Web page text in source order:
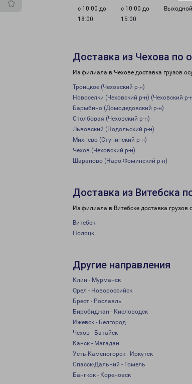
с 10:00 до
18:00
с 10:00 до
15:00
Выходной
Доставка из Чехова по
Из филиала в Чехове доставка грузов
Троицкое (Чеховский р-н)
Новоселки (Чеховский р-н) (Чеховский р-
Барыбино (Домодедовский р-н)
Столбовая (Чеховский р-н)
Львовский (Подольский р-н)
Михнево (Ступинский р-н)
Чехов (Чеховский р-н)
Шарапово (Наро-Фоминский р-н)
Доставка из Витебска
Из филиала в Витебске доставка
Витебск
Полоцк
Другие направления
Клин - Мурманск
Орел - Новороссийск
Брест - Рославль
Биробиджан - Кисловодск
Ижевск - Белгород
Чехов - Батайск
Канск - Магадан
Усть-Каменогорск - Иркутск
Спасск-Дальний - Гомель
Бангкок - Кореновск